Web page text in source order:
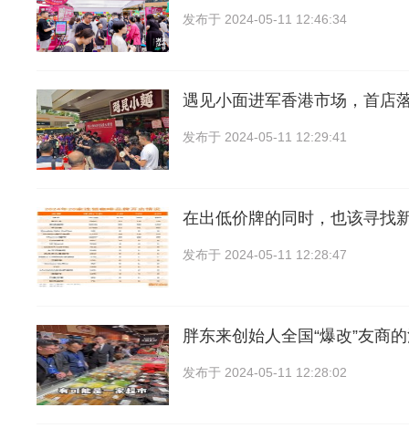
发布于 2024-05-11 12:46:34
遇见小面进军香港市场，首店
发布于 2024-05-11 12:29:41
在出低价牌的同时，也该寻找
发布于 2024-05-11 12:28:47
胖东来创始人全国“爆改”友商
发布于 2024-05-11 12:28:02